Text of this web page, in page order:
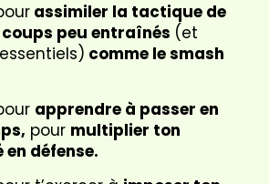
assimiler la tactique de
peu entraînés (et
comme le smash
apprendre à passer en
pour multiplier ton
défense.